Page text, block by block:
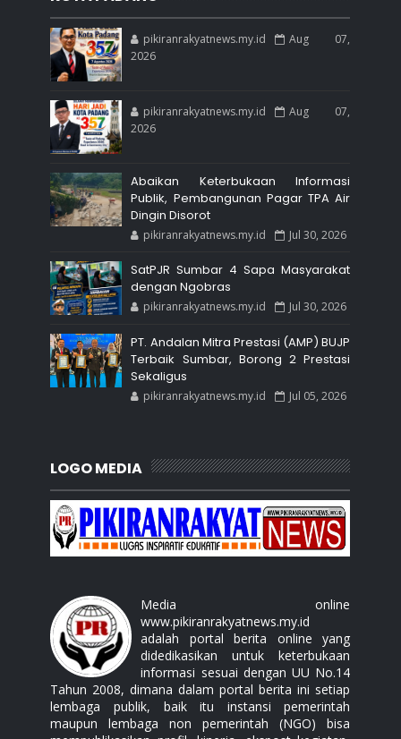
pikiranrakyatnews.my.id
Aug 07,
2026
pikiranrakyatnews.my.id
Aug 07,
2026
Abaikan Keterbukaan Informasi
Publik, Pembangunan Pagar TPA Air
Dingin Disorot
pikiranrakyatnews.my.id Jul 30, 2026
SatPJR Sumbar 4 Sapa Masyarakat
dengan Ngobras
pikiranrakyatnews.my.id Jul 30, 2026
PT. Andalan Mitra Prestasi (AMP) BUJP
Terbaik Sumbar, Borong 2 Prestasi
Sekaligus
pikiranrakyatnews.my.id Jul 05, 2026
LOGO MEDIA
Media online
www.pikiranrakyatnews.my.id
adalah portal berita online yang
didedikasikan untuk keterbukaan
informasi sesuai dengan UU No.14
Tahun 2008, dimana dalam portal berita ini setiap
lembaga publik, baik itu instansi pemerintah
maupun lembaga non pemerintah (NGO) bisa